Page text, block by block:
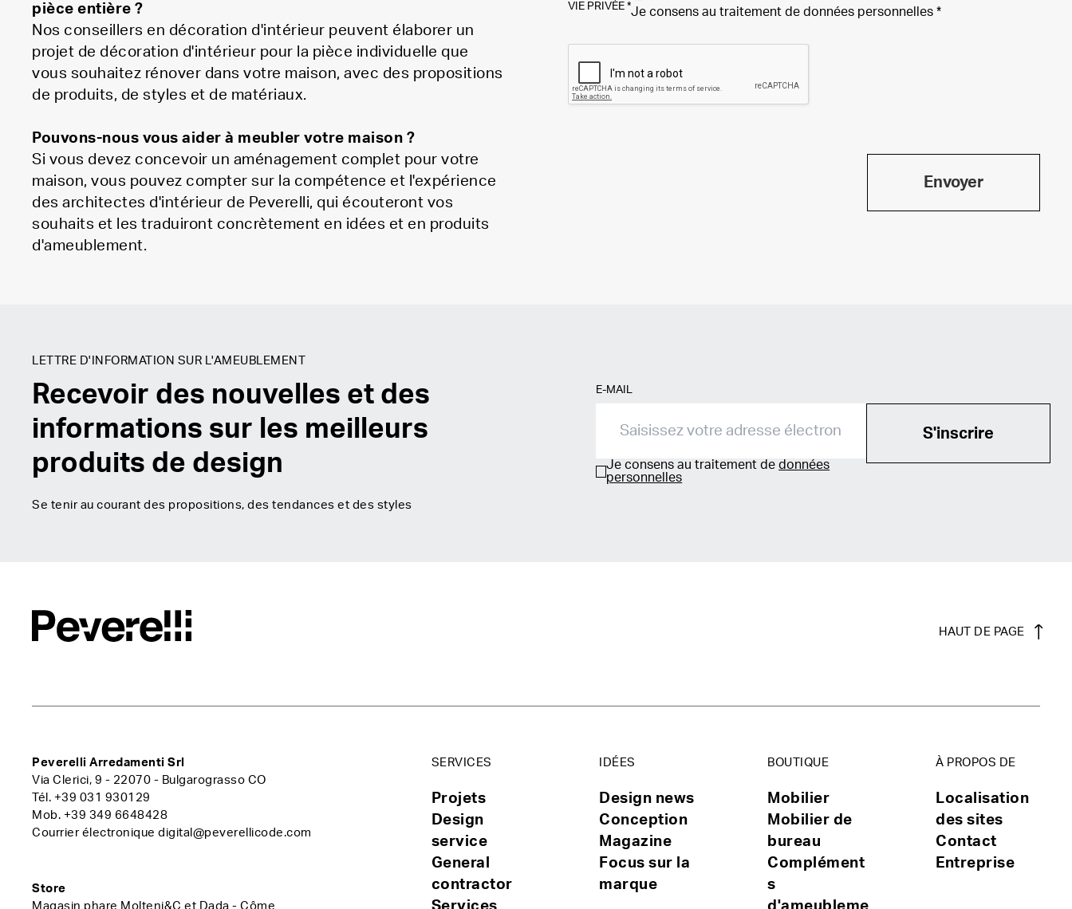
pièce entière ?
Nos conseillers en décoration d'intérieur peuvent élaborer un
projet de décoration d'intérieur pour la pièce individuelle que
vous souhaitez rénover dans votre maison, avec des propositions
de produits, de styles et de matériaux.
Pouvons-nous vous aider à meubler votre maison ?
Si vous devez concevoir un aménagement complet pour votre
maison, vous pouvez compter sur la compétence et l'expérience
des architectes d'intérieur de Peverelli, qui écouteront vos
souhaits et les traduiront concrètement en idées et en produits
d'ameublement.
VIE PRIVÉE *Je consens au traitement de données personnelles *
Envoyer
LETTRE D'INFORMATION SUR L'AMEUBLEMENT
Recevoir des nouvelles et des
informations sur les meilleurs
produits de design
Se tenir au courant des propositions, des tendances et des styles
E-MAIL
Je consens au traitement dedonnées
personnelles
S'inscrire
HAUT DE PAGE
Peverelli Arredamenti Srl
Via Clerici, 9 - 22070 - Bulgarograsso CO
Tél. +39 031 930129
Mob. +39 349 6648428
Courrier électronique digital@peverellicode.com
Store
Magasin phare Molteni&C et Dada - Côme
SERVICES
Projets
Design
service
General
contractor
IDÉES
Design news
Conception
Magazine
Focus sur la
marque
BOUTIQUE
Mobilier
Mobilier de
bureau
Complément
s
À PROPOS DE
Localisation
des sites
Contact
Entreprise